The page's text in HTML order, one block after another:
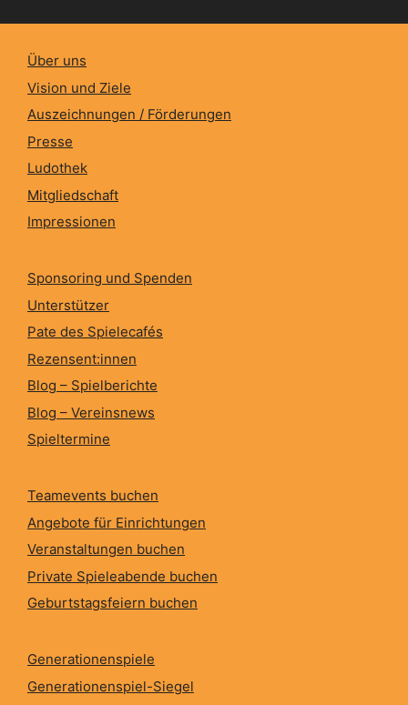
Über uns
Vision und Ziele
Auszeichnungen / Förderungen
Presse
Ludothek
Mitgliedschaft
Impressionen
Sponsoring und Spenden
Unterstützer
Pate des Spielecafés
Rezensent:innen
Blog – Spielberichte
Blog – Vereinsnews
Spieltermine
Teamevents buchen
Angebote für Einrichtungen
Veranstaltungen buchen
Private Spieleabende buchen
Geburtstagsfeiern buchen
Generationenspiele
Generationenspiel-Siegel